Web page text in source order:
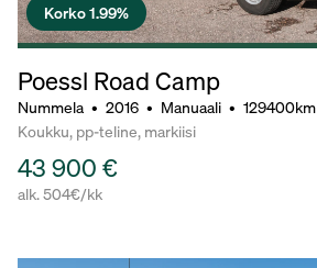
Korko 1.99%
Poessl Road Camp
Nummela • 2016 • Manuaali • 129400km
Koukku, pp-teline, markiisi
43 900 €
alk. 504€/kk